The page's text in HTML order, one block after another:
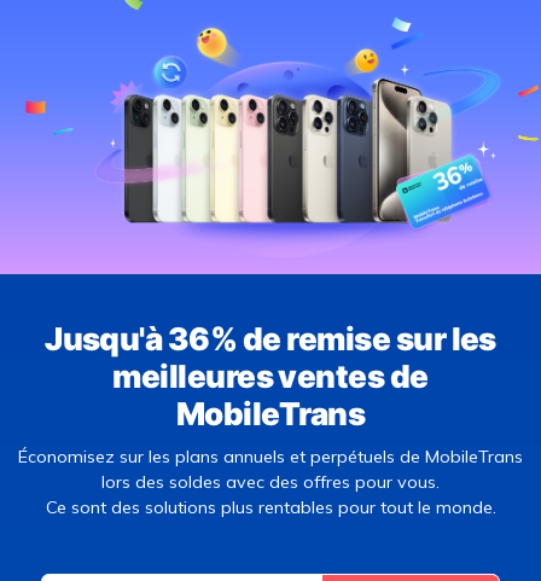
Jusqu'à 36% de remise sur les
meilleures ventes de
MobileTrans
Économisez sur les plans annuels et perpétuels de MobileTrans
lors des soldes avec des offres pour vous.
Ce sont des solutions plus rentables pour tout le monde.